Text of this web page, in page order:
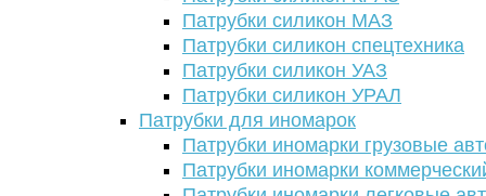
Патрубки силикон МАЗ
Патрубки силикон спецтехника
Патрубки силикон УАЗ
Патрубки силикон УРАЛ
Патрубки для иномарок
Патрубки иномарки грузовые
Патрубки иномарки